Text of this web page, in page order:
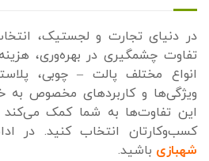
در دنیای تجارت و لجستیک،
تفاوت چشمگیری در بهره‌وری،
انواع مختلف پالت – چوبی،
ویژگی‌ها و کاربردهای مخصوص به
این تفاوت‌ها به شما کمک می‌کند
کسب‌وکارتان انتخاب کنید. در
شهبازی باشید.